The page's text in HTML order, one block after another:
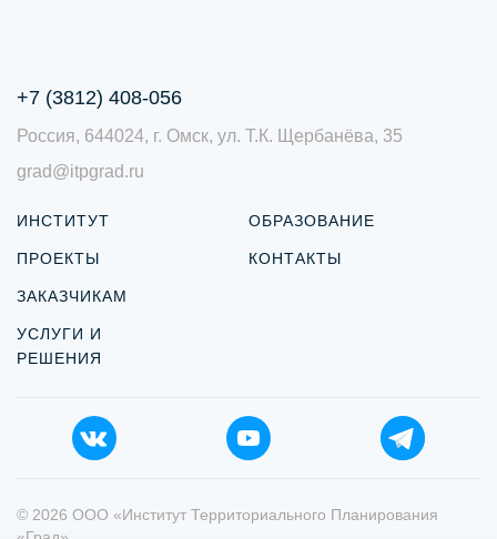
+7 (3812) 408-056
Россия, 644024, г. Омск, ул. Т.К. Щербанёва, 35
grad@itpgrad.ru
ИНСТИТУТ
ПРОЕКТЫ
ЗАКАЗЧИКАМ
УСЛУГИ И
РЕШЕНИЯ
ОБРАЗОВАНИЕ
КОНТАКТЫ
© 2026 ООО «Институт Территориального Планирования